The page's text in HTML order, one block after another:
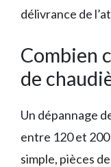
délivrance de
Combien
de
Un dépannage
entre 120 et
simple, pièces